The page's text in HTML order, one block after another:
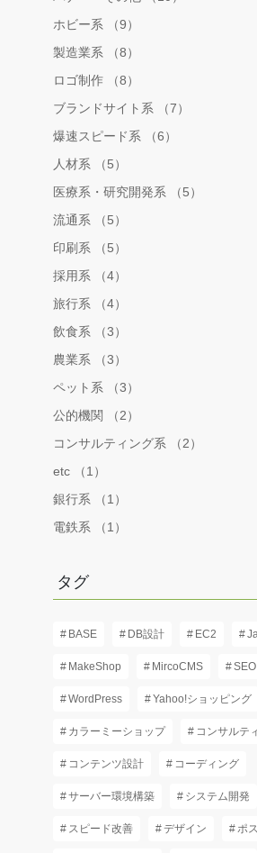
ホビー系 （9）
製造業系 （8）
ロゴ制作 （8）
ブランドサイト系 （7）
爆速スピード系 （6）
人材系 （5）
医療系・研究開発系 （5）
流通系 （5）
印刷系 （5）
採用系 （4）
旅行系 （4）
飲食系 （3）
農業系 （3）
ペット系 （3）
公的機関 （2）
コンサルティング系 （2）
etc （1）
銀行系 （1）
電鉄系 （1）
タグ
BASE DB設計 EC2
MakeShop MircoCMS SEO
WordPress Yahoo!ショッピング
カラーミーショップ コンサルテ
コンテンツ設計 コーディング
サーバー環境構築 システム開発
スピード改善 デザイン ポ